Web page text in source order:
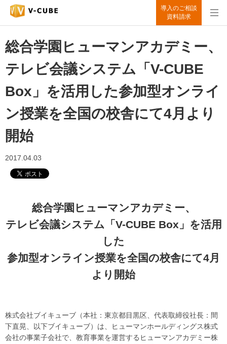
導入のご相談
資料請求
総合学園ヒューマンアカデミー、
テレビ会議システム「V-CUBE
Box」を活用した参加型オンライ
ン授業を全国の校舎にて4月より
開始
2017.04.03
総合学園ヒューマンアカデミー、
テレビ会議システム「V-CUBE Box」を活用
した
参加型オンライン授業を全国の校舎にて4月
より開始
株式会社ブイキューブ（本社：東京都目黒区、代表取締役社長：間
下直晃、以下ブイキューブ）は、ヒューマンホールディングス株式
会社の事業子会社で、教育事業を運営するヒューマンアカデミー株